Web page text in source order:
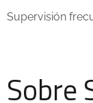
Supervisión
Sobre